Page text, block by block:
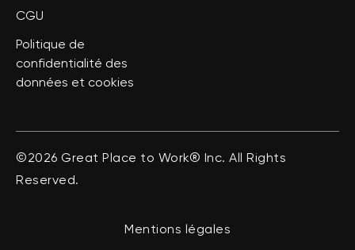
CGU
Politique de
confidentialité des
données et cookies
©2026 Great Place to Work® Inc. All Rights
Reserved.
Mentions légales